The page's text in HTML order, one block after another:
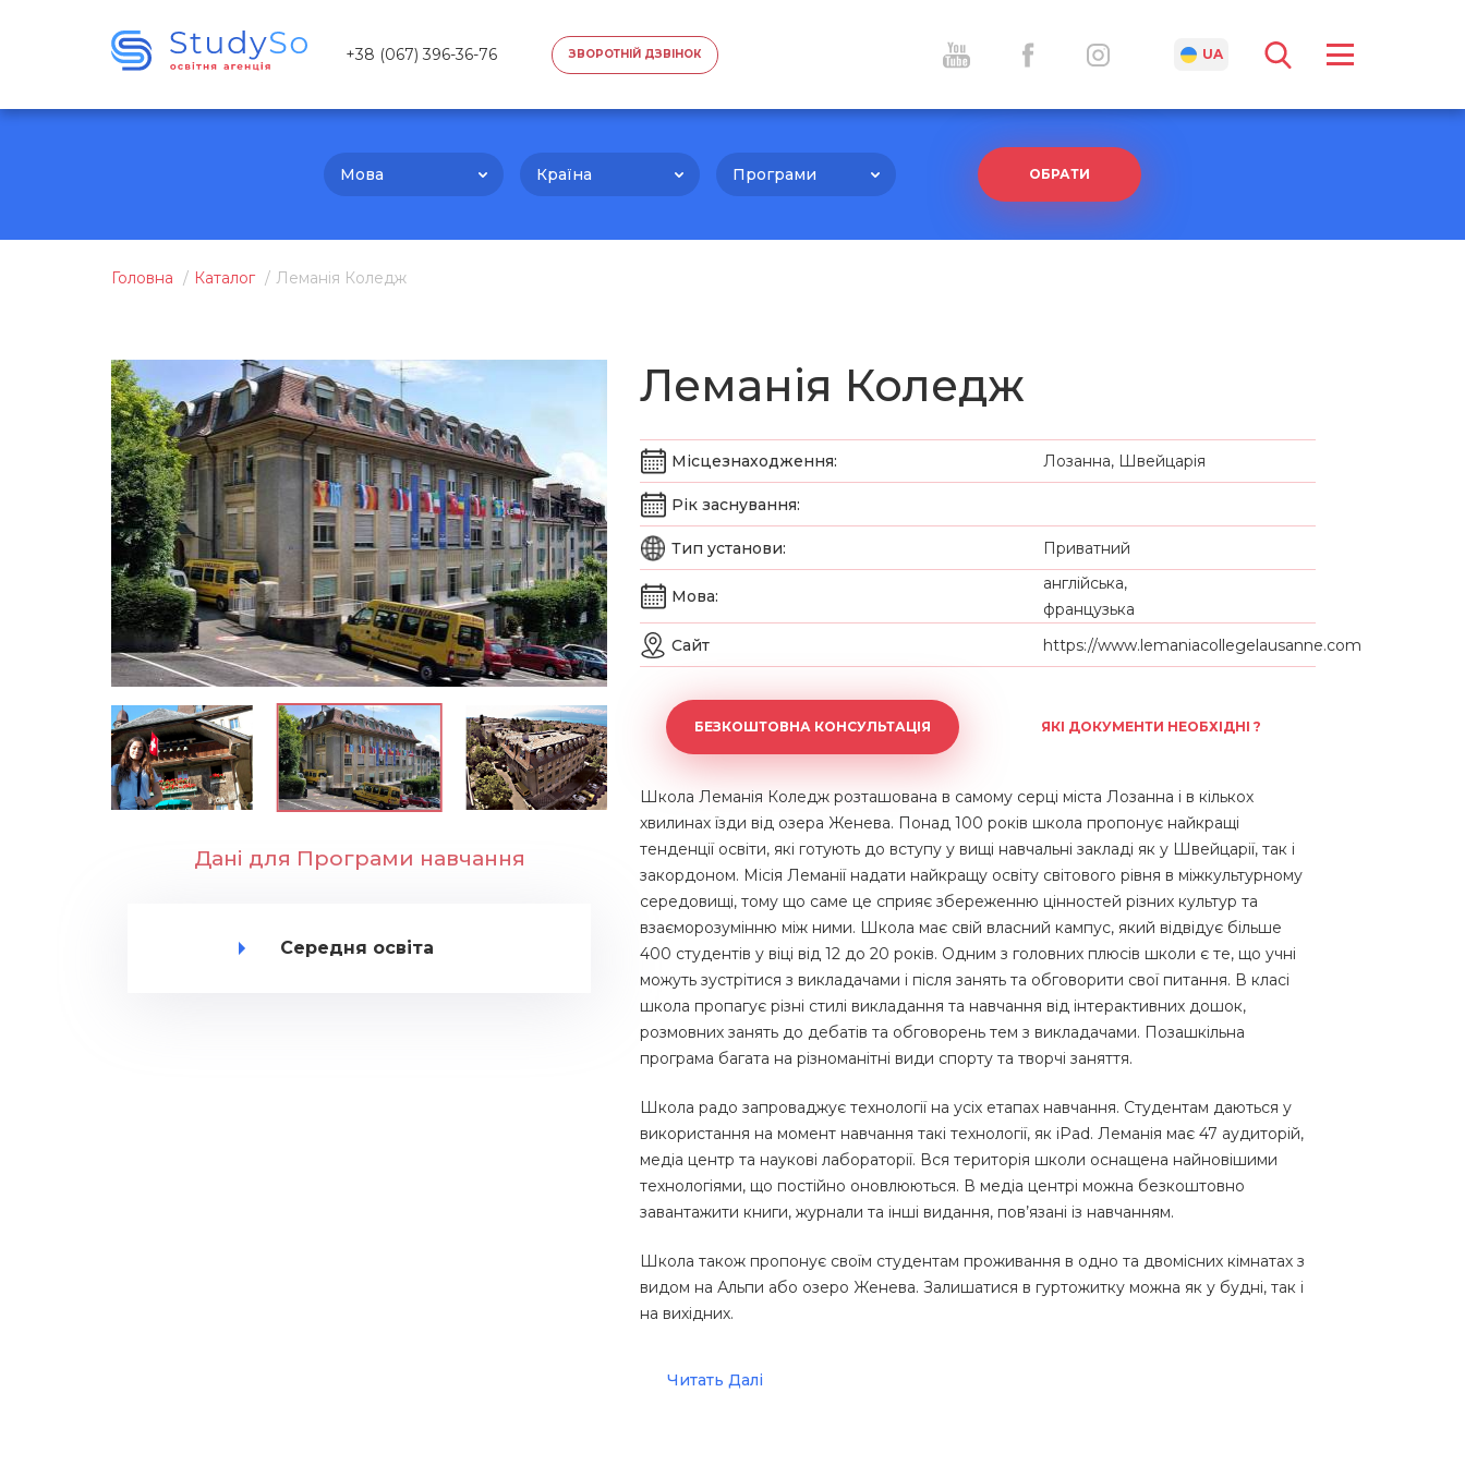
+38 (067) 396-36-76 ЗВОРОТНІЙ ДЗВІНОК UA
Мова Країна Програми ОБРАТИ
Головна Каталог Леманія Коледж
Дані для Програми навчання
Середня освіта
Леманія Коледж
Місцезнаходження: Лозанна, Швейцарія
Рік заснування:
Тип установи: Приватний
Мова:
англійська,
французька
Сайт
https://www.lemaniacollegelausanne.com
БЕЗКОШТОВНА КОНСУЛЬТАЦІЯ ЯКІ ДОКУМЕНТИ НЕОБХІДНІ ?
Школа Леманія Коледж розташована в самому серці міста Лозанна і в кількох
хвилинах їзди від озера Женева. Понад 100 років школа пропонує найкращі
тенденції освіти, які готують до вступу у вищі навчальні закладі як у Швейцарії, так і
закордоном. Місія Леманії надати найкращу освіту світового рівня в міжкультурному
середовищі, тому що саме це сприяє збереженню цінностей різних культур та
взаєморозумінню між ними. Школа має свій власний кампус, який відвідує більше
400 студентів у віці від 12 до 20 років. Одним з головних плюсів школи є те, що учні
можуть зустрітися з викладачами і після занять та обговорити свої питання. В класі
школа пропагує різні стилі викладання та навчання від інтерактивних дошок,
розмовних занять до дебатів та обговорень тем з викладачами. Позашкільна
програма багата на різноманітні види спорту та творчі заняття.
Школа радо запроваджує технології на усіх етапах навчання. Студентам даються у
використання на момент навчання такі технології, як iPad. Леманія має 47 аудиторій,
медіа центр та наукові лабораторії. Вся територія школи оснащена найновішими
технологіями, що постійно оновлюються. В медіа центрі можна безкоштовно
завантажити книги, журнали та інші видання, пов’язані із навчанням.
Школа також пропонує своїм студентам проживання в одно та двомісних кімнатах з
видом на Альпи або озеро Женева. Залишатися в гуртожитку можна як у будні, так і
на вихідних.
Читать Далі